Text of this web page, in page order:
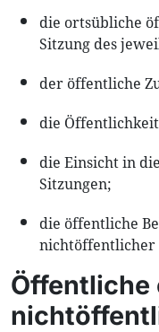
die ortsübliche
Sitzung des
der öffentliche
die
die Einsicht in
Sitzungen;
die öffentliche
nichtöffentlicher
Öffentliche